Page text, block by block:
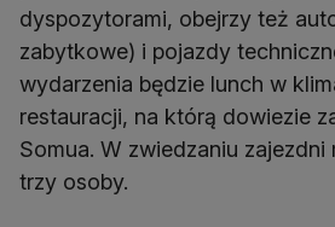
dyspozytorami, obejrzy też
zabytkowe) i pojazdy
wydarzenia będzie lunch w
restauracji, na którą dowiezie
Somua. W zwiedzaniu zajezdni
trzy osoby.